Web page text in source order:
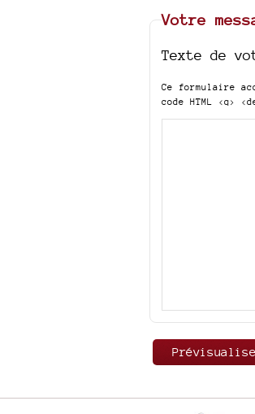
Votre
Texte de
Ce formulaire
code HTML <q>